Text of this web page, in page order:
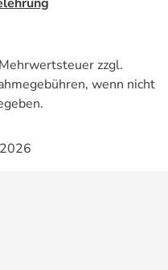
zzgl.
wenn nicht